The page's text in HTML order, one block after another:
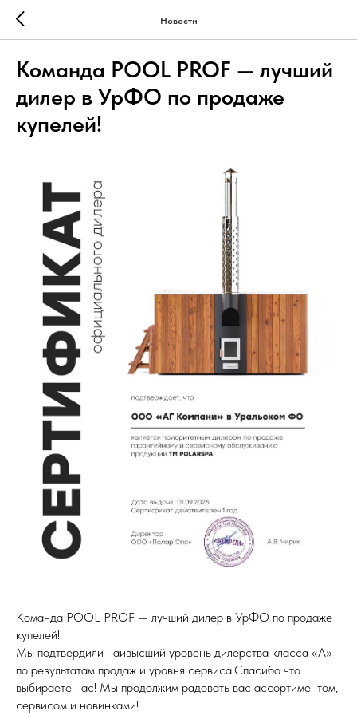
Новости
Команда POOL PROF — лучший
дилер в УрФО по продаже
купелей!
Команда POOL PROF — лучший дилер в УрФО по продаже
купелей!
Мы подтвердили наивысший уровень дилерства класса «А»
по результатам продаж и уровня сервиса!Спасибо что
выбираете нас! Мы продолжим радовать вас ассортиментом,
сервисом и новинками!